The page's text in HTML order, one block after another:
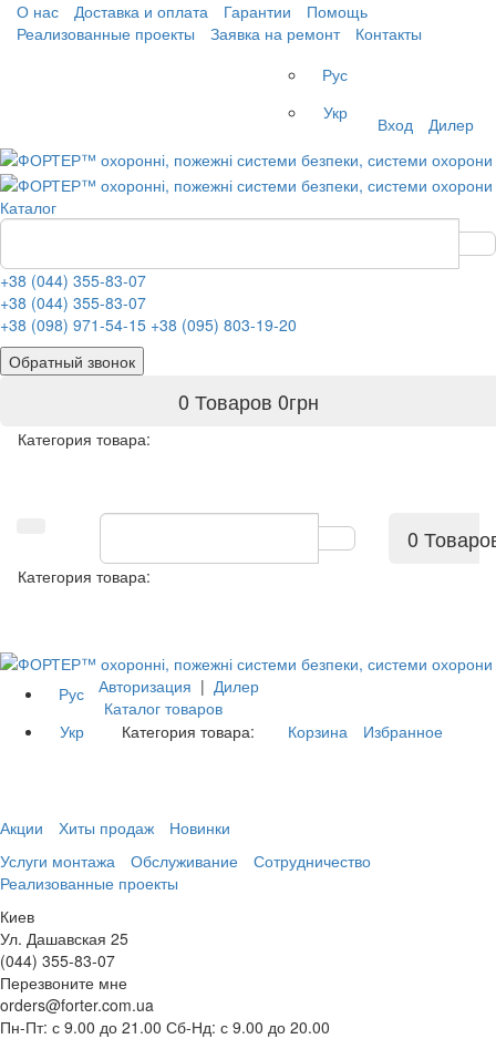
О нас Доставка и оплата Гарантии
Помощь
Реализованные проекты
Заявка на ремонт
Контакты
Рус
Укр
Вход Дилер
Каталог
+38 (044) 355-83-07
+38 (044) 355-83-07
+38 (098) 971-54-15 +38 (095) 803-19-20
Обратный звонок
0 Товаров 0грн
Категория товара:
0
Категория товара:
Рус
Укр
Авторизация | Дилер
Каталог товаров
Категория товара:
Корзина Избранное
Акции Хиты продаж
Новинки
Услуги монтажа
Обслуживание
Сотрудничество
Реализованные проекты
Киев
Ул. Дашавская 25
(044) 355-83-07
Перезвоните мне
orders@forter.com.ua
Пн-Пт: с 9.00 до 21.00 Сб-Нд: с 9.00 до 20.00